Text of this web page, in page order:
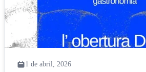
1 de abril, 2026